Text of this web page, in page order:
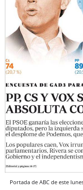
Portada de ABC de este